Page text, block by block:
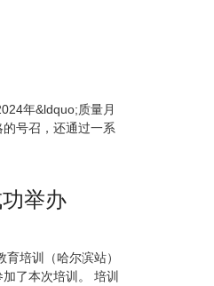
年&ldquo;质量月
号召，还通过一系
举办
培训（哈尔滨站）
了本次培训。 培训